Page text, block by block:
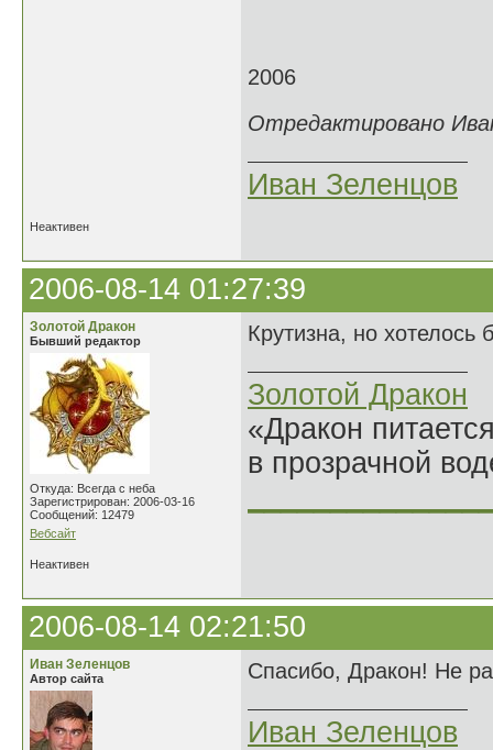
2006
Отредактировано
Иван Зеленцов
Неактивен
2006-08-14 01:27:39
Золотой Дракон
Бывший редактор
Откуда: Всегда с неба
Зарегистрирован: 2006-03-16
Сообщений: 12479
Вебсайт
Крутизна, но хотелось
Золотой Дракон
«Дракон
в прозрачной
Неактивен
2006-08-14 02:21:50
Иван Зеленцов
Автор сайта Спасибо, Дракон! Не
Иван Зеленцов